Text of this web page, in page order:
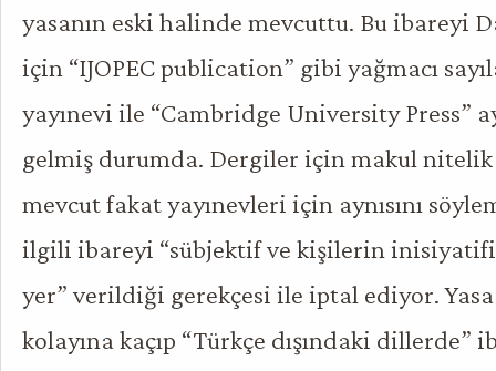
yasanın eski halinde mevcuttu. Bu ibareyi
için “IJOPEC publication” gibi yağmacı
yayınevi ile “Cambridge University Press”
gelmiş durumda. Dergiler için makul nitelik
mevcut fakat yayınevleri için aynısını
ilgili ibareyi “sübjektif ve kişilerin
yer” verildiği gerekçesi ile iptal ediyor.
kolayına kaçıp “Türkçe dışındaki